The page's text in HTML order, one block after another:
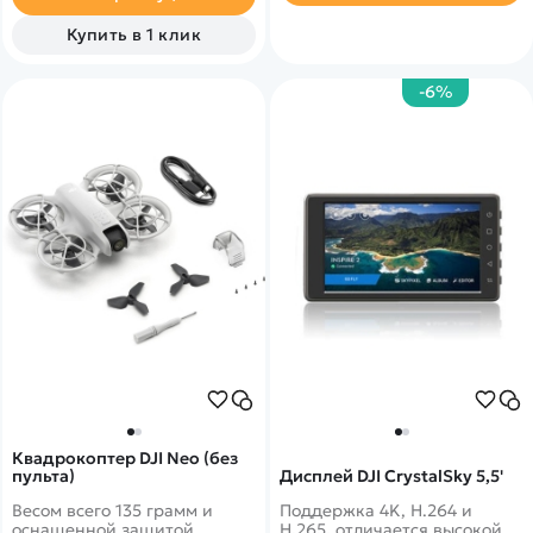
Купить в 1 клик
Квадрокоптер DJI Neo (без
пульта)
Весом всего 135 грамм и
-6%
Дисплей DJI CrystalSky 5,5'
Поддержка 4K, H.264 и